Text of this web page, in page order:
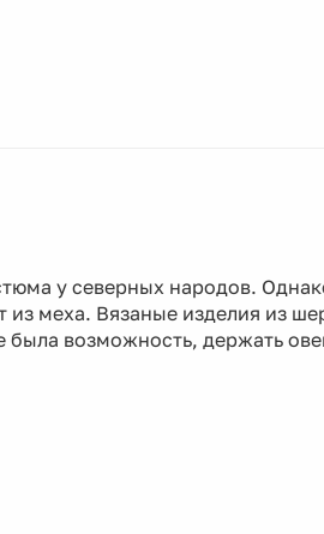
у северных народов.
меха. Вязаные изделия из
возможность, держать